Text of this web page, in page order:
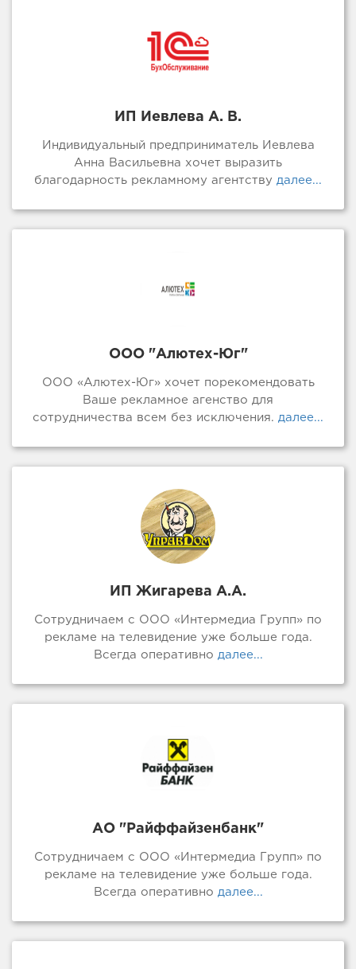
ИП Иевлева А. В.
Индивидуальный предприниматель Иевлева
Анна Васильевна хочет выразить
благодарность рекламному агентству далее...
ООО "Алютех-Юг"
ООО «Алютех-Юг» хочет порекомендовать
Ваше рекламное агенство для
сотрудничества всем без исключения.
далее...
ИП Жигарева А.А.
Сотрудничаем с ООО «Интермедиа Групп» по
рекламе на телевидение уже больше года.
Всегда оперативно далее...
АО "Райффайзенбанк"
Сотрудничаем с ООО «Интермедиа Групп» по
рекламе на телевидение уже больше года.
Всегда оперативно далее...